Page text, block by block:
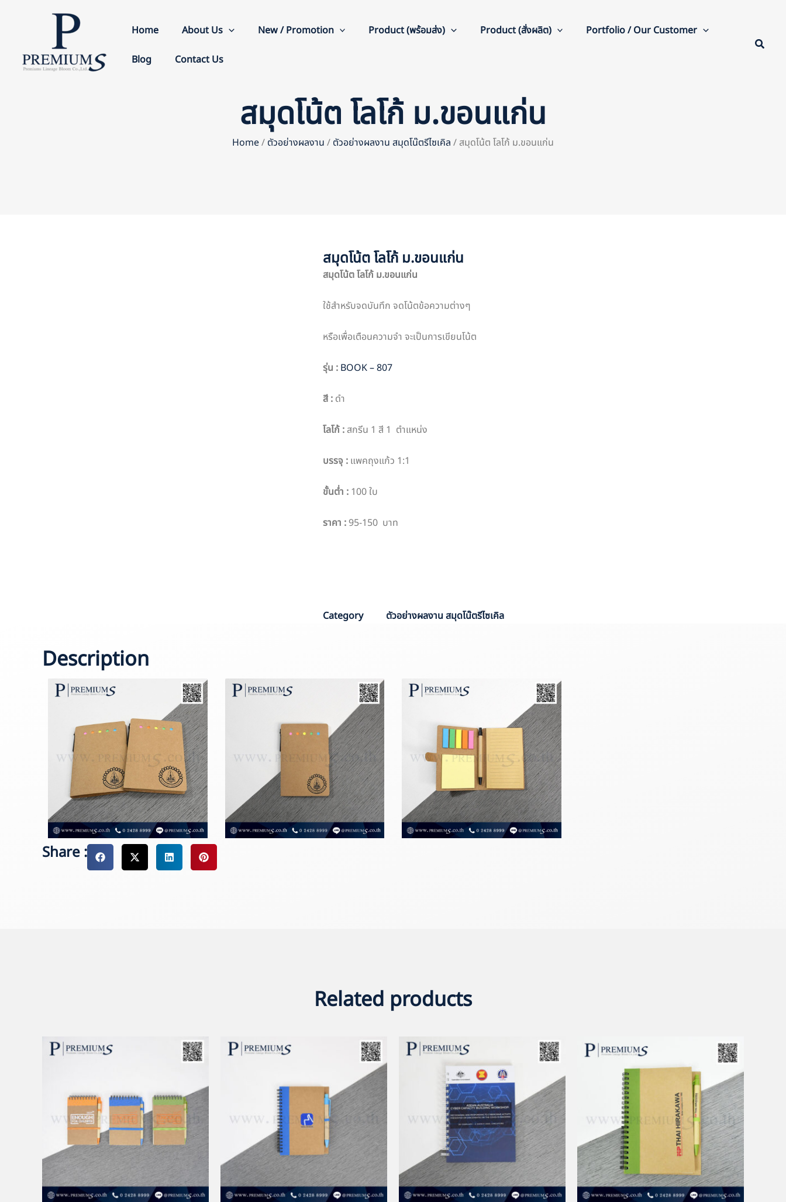
Home About Us New / Promotion Product (พร้อมส่ง) Product (สั่งผลิต) Portfolio / Our Customer
Blog Contact Us
สมุดโน้ต โลโก้ ม.ขอนแก่น
Home/ ตัวอย่างผลงาน / ตัวอย่างผลงาน สมุดโน๊ตรีไซเคิล / สมุดโน้ต โลโก้ ม.ขอนแก่น
สมุดโน้ต โลโก้ ม.ขอนแก่น
สมุดโน้ต โลโก้ ม.ขอนแก่น
ใช้สำหรับจดบันทึก จดโน้ตข้อความต่างๆ
หรือเพื่อเตือนความจำ จะเป็นการเขียนโน้ต
รุ่น : BOOK – 807
สี : ดำ
โลโก้ : สกรีน 1 สี 1 ตำแหน่ง
บรรจุ : แพคถุงแก้ว 1:1
ขั้นต่ำ : 100 ใบ
ราคา : 95-150 บาท
Category ตัวอย่างผลงาน สมุดโน๊ตรีไซเคิล
Description
Share :
Related products